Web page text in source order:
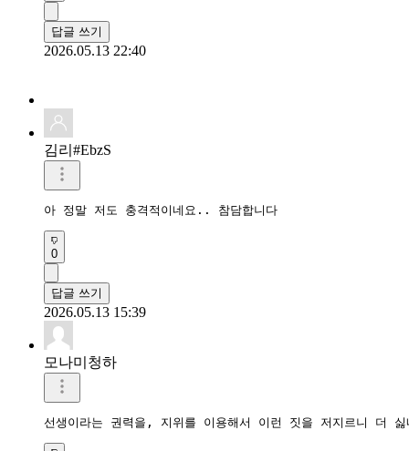
답글 쓰기
2026.05.13 22:40
김리#EbzS
아 정말 저도 충격적이네요.. 참담합니다
0
답글 쓰기
2026.05.13 15:39
모나미청하
선생이라는 권력을, 지위를 이용해서 이런 짓을 저지르니 더